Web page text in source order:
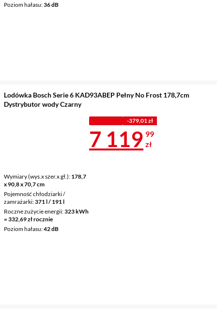
Poziom hałasu 36 dB
Lodówka Bosch Serie 6 KAD93ABEP Pełny No Frost 178,7cm
Dystrybutor wody Czarny
Wymiary (wys.x szer.x gł.) 178,7
x 90,8 x 70,7 cm
Pojemność chłodziarki /
zamrażarki 371 l / 191 l
Roczne zużycie energii 323 kWh
= 332,69 zł rocznie
Poziom hałasu 42 dB
-379,01 zł
Cena 7
7 119 99
zł